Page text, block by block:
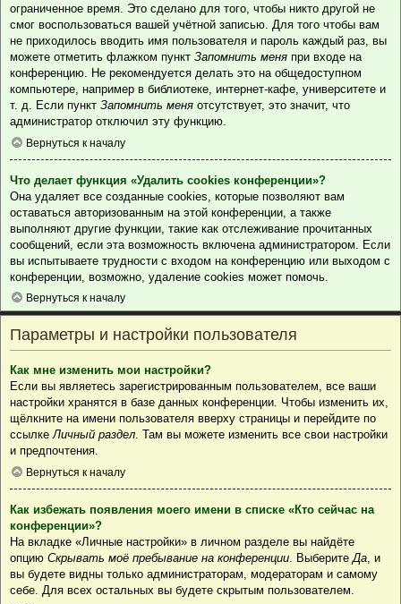
ограниченное время. Это сделано для того, чтобы никто другой не
смог воспользоваться вашей учётной записью. Для того чтобы вам
не приходилось вводить имя пользователя и пароль каждый раз, вы
можете отметить флажком пункт Запомнить меня при входе на
конференцию. Не рекомендуется делать это на общедоступном
компьютере, например в библиотеке, интернет-кафе, университете и
т. д. Если пункт Запомнить меня отсутствует, это значит, что
администратор отключил эту функцию.
Вернуться к началу
Что делает функция «Удалить cookies конференции»?
Она удаляет все созданные cookies, которые позволяют вам
оставаться авторизованным на этой конференции, а также
выполняют другие функции, такие как отслеживание прочитанных
сообщений, если эта возможность включена администратором. Если
вы испытываете трудности с входом на конференцию или выходом с
конференции, возможно, удаление cookies может помочь.
Вернуться к началу
Параметры и настройки пользователя
Как мне изменить мои настройки?
Если вы являетесь зарегистрированным пользователем, все ваши
настройки хранятся в базе данных конференции. Чтобы изменить их,
щёлкните на имени пользователя вверху страницы и перейдите по
ссылкеЛичный раздел. Там вы можете изменить все свои настройки
и предпочтения.
Вернуться к началу
Как избежать появления моего имени в списке «Кто сейчас на
конференции»?
На вкладке «Личные настройки» в личном разделе вы найдёте
опцию Скрывать моё пребывание на конференции . Выберите Да , и
вы будете видны только администраторам, модераторам и самому
себе. Для всех остальных вы будете скрытым пользователем.